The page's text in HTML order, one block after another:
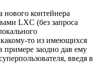
нового контейнера
LXC (без запроса
какому-то из имеющихся
примере заодно дав ему
введя в